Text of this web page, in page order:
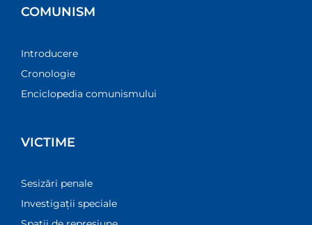
COMUNISM
Introducere
Cronologie
Enciclopedia comunismului
VICTIME
Sesizări penale
Investigații speciale